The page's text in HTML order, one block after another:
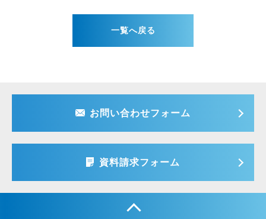
一覧へ戻る
お問い合わせフォーム
資料請求フォーム